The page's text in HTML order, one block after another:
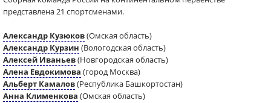
представлена 21 спортсменами.
Александр Кузюков(Омская область)
Александр Курзин (Вологодская область)
Алексей Иваньев(Новгородская область)
Алена Евдокимова (город Москва)
Альберт Камалов(Республика Башкортостан)
Анна Клименкова (Омская область)